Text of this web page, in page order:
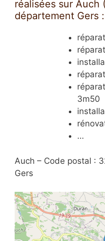
réalisées sur Auch
département Gers :
3m50
…
Auch – Code postal :
Gers